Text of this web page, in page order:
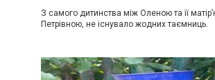
З самого дитинства між Оленою та її
Петрівною, не існувало жодних таємниць.